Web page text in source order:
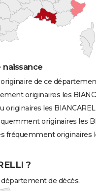
naissance
de ce département
originaires les
originaires les
originaires les
fréquemment originaires
?
de décès.